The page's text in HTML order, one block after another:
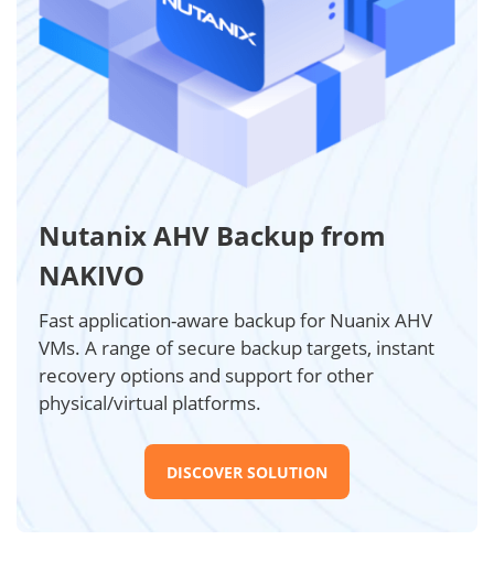
Nutanix AHV Backup from
NAKIVO
Fast application-aware backup for Nuanix AHV
VMs. A range of secure backup targets, instant
recovery options and support for other
physical/virtual platforms.
DISCOVER SOLUTION